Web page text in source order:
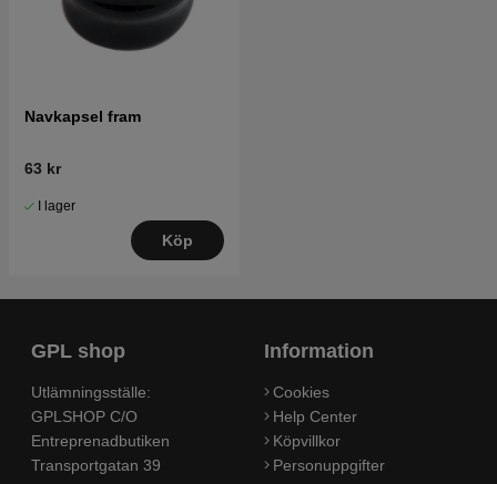
Navkapsel fram
63 kr
I lager
Köp
GPL shop
Utlämningsställe:
GPLSHOP C/O
Entreprenadbutiken
Transportgatan 39
Information
Cookies
Help Center
Köpvillkor
Personuppgifter